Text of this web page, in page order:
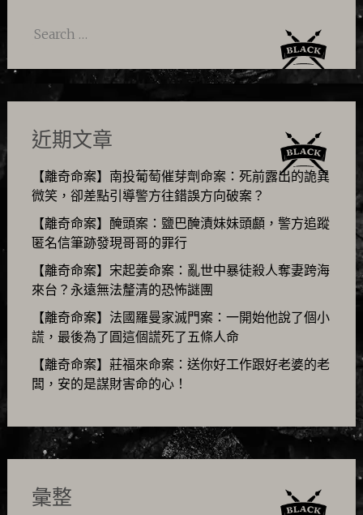
Search
近期文章
【離奇命案】南投葡萄催芽劑命案：死前露出的詭異
微笑，卻差點引導警方往錯誤方向破案？
【離奇命案】醃頭案：鹽巴醃漬妹妹頭顱，警方追蹤
匿名信筆跡發現哥哥的罪行
【離奇命案】宋起姜命案：亂世中暴徒殺人奪妻跨海
來台？永遠無法釐清的恐怖謎團
【離奇命案】法國羅曼家滅門案：一開始他說了個小
謊，最後為了圓這個謊死了五條人命
【離奇命案】莊福來命案：送你好工作跟好老婆的老
闆，安的是謀財害命的心！
彙整